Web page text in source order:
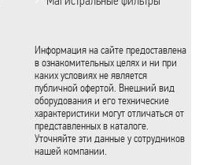
Информация на сайте предоставлена
в ознакомительных целях и ни при
каких условиях не является
публичной офертой. Внешний вид
оборудования и его технические
характеристики могут отличаться от
представленных в каталоге.
Уточняйте эти данные у сотрудников
нашей компании.